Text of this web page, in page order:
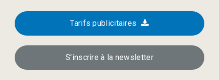
Tarifs publicitaires
S’inscrire à la newsletter